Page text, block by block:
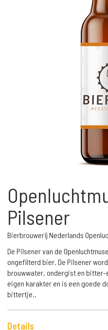
Pilsener
Bierbrouwerij Nederlands
De Pilsener van de
ongefilterd bier. De Pilsener
brouwwater, ondergist en bitter-
eigen karakter en is een goede
bittertje..
Details